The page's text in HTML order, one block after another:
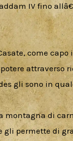
IV fino
come
attraverso
gli sono in
montagna di
permette di